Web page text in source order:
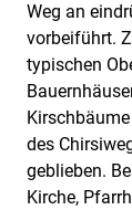
Weg an
vorbeiführt.
typischen
des
geblieben.
Kirche,